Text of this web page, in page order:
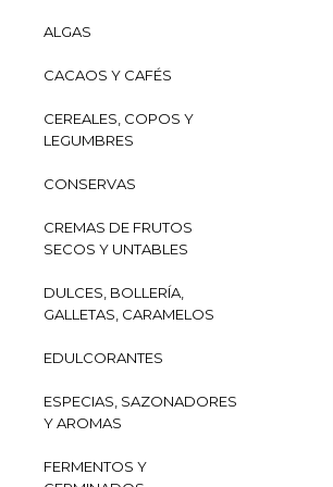
ALGAS
CACAOS Y CAFÉS
CEREALES, COPOS Y
LEGUMBRES
CONSERVAS
CREMAS DE FRUTOS
SECOS Y UNTABLES
DULCES, BOLLERÍA,
GALLETAS, CARAMELOS
EDULCORANTES
ESPECIAS, SAZONADORES
Y AROMAS
FERMENTOS Y